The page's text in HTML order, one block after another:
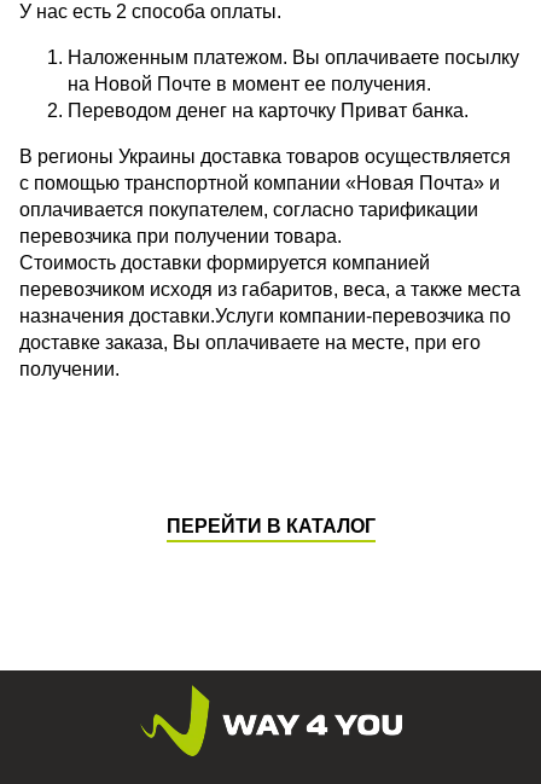
У нас есть 2 способа оплаты.
Наложенным платежом. Вы оплачиваете посылку
на Новой Почте в момент ее получения.
Переводом денег на карточку Приват банка.
В регионы Украины доставка товаров осуществляется
с помощью транспортной компании «Новая Почта» и
оплачивается покупателем, согласно тарификации
перевозчика при получении товара.
Стоимость доставки формируется компанией
перевозчиком исходя из габаритов, веса, а также места
назначения доставки.Услуги компании-перевозчика по
доставке заказа, Вы оплачиваете на месте, при его
получении.
ПЕРЕЙТИ В КАТАЛОГ